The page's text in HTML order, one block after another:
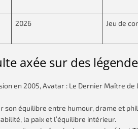
2026 Jeu de
axée sur des
en 2005, Avatar : Le Dernier Maître
son équilibre entre humour, drame et
la paix et l’équilibre intérieur.